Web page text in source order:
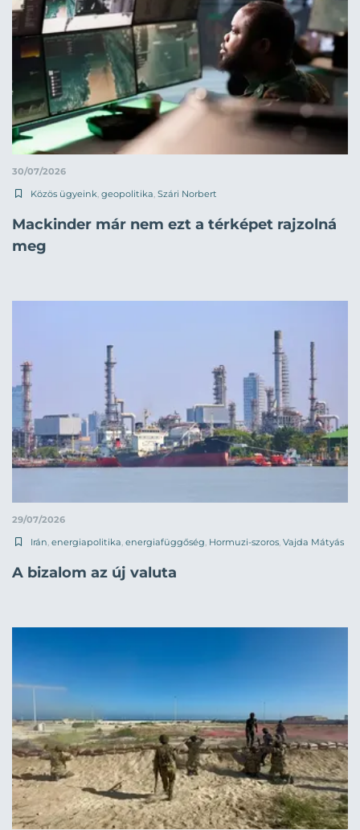
30/07/2026
Közös ügyeink, geopolitika, Szári Norbert
Mackinder már nem ezt a térképet rajzolná
meg
29/07/2026
Irán, energiapolitika, energiafüggőség, Hormuzi-szoros, Vajda Mátyás
A bizalom az új valuta